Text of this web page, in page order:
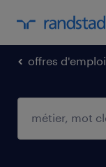
offres d'emploi